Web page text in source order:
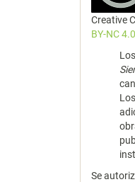
Creative
BY-NC
Se